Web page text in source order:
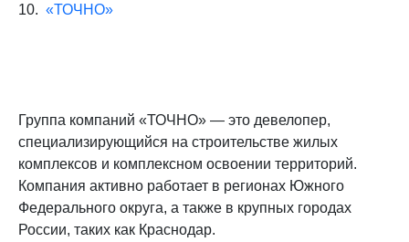
10. «ТОЧНО»
Группа компаний «ТОЧНО» — это девелопер,
специализирующийся на строительстве жилых
комплексов и комплексном освоении территорий.
Компания активно работает в регионах Южного
Федерального округа, а также в крупных городах
России, таких как Краснодар.